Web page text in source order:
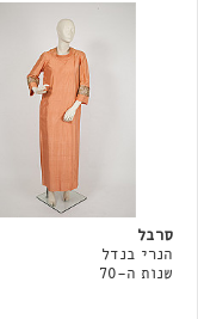
סרבל
הנרי בנדל
שנות ה-70